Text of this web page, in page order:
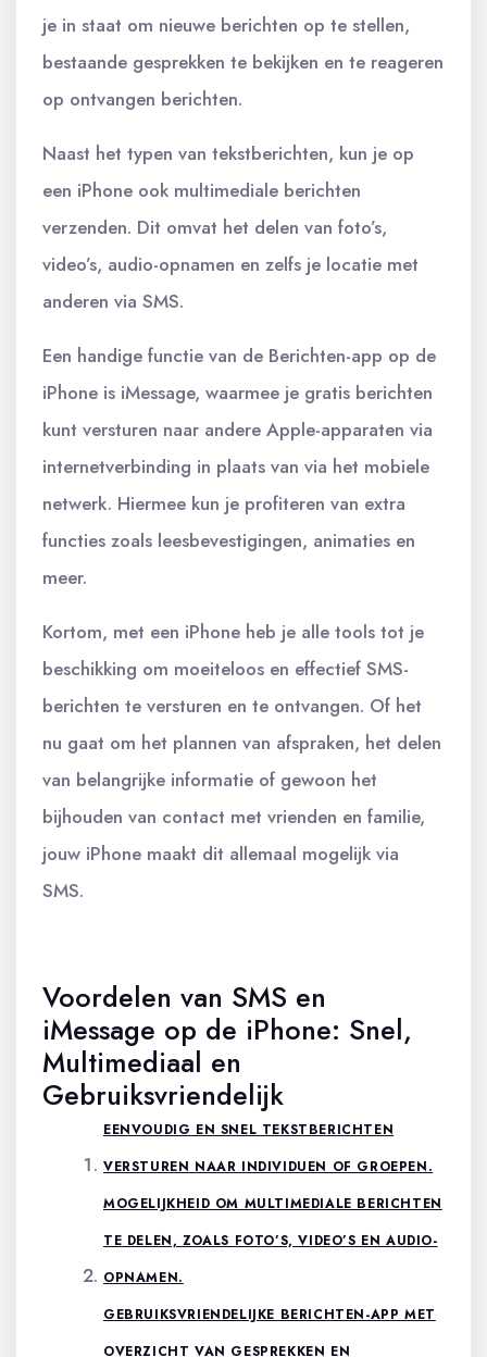
je in staat om nieuwe berichten op te stellen,
bestaande gesprekken te bekijken en te reageren
op ontvangen berichten.
Naast het typen van tekstberichten, kun je op
een iPhone ook multimediale berichten
verzenden. Dit omvat het delen van foto’s,
video’s, audio-opnamen en zelfs je locatie met
anderen via SMS.
Een handige functie van de Berichten-app op de
iPhone is iMessage, waarmee je gratis berichten
kunt versturen naar andere Apple-apparaten via
internetverbinding in plaats van via het mobiele
netwerk. Hiermee kun je profiteren van extra
functies zoals leesbevestigingen, animaties en
meer.
Kortom, met een iPhone heb je alle tools tot je
beschikking om moeiteloos en effectief SMS-
berichten te versturen en te ontvangen. Of het
nu gaat om het plannen van afspraken, het delen
van belangrijke informatie of gewoon het
bijhouden van contact met vrienden en familie,
jouw iPhone maakt dit allemaal mogelijk via
SMS.
Voordelen van SMS en
iMessage op de iPhone: Snel,
Multimediaal en
Gebruiksvriendelijk
EENVOUDIG EN SNEL TEKSTBERICHTEN
VERSTUREN NAAR INDIVIDUEN OF GROEPEN.
MOGELIJKHEID OM MULTIMEDIALE BERICHTEN
TE DELEN, ZOALS FOTO’S, VIDEO’S EN AUDIO-
OPNAMEN.
GEBRUIKSVRIENDELIJKE BERICHTEN-APP MET
OVERZICHT VAN GESPREKKEN EN